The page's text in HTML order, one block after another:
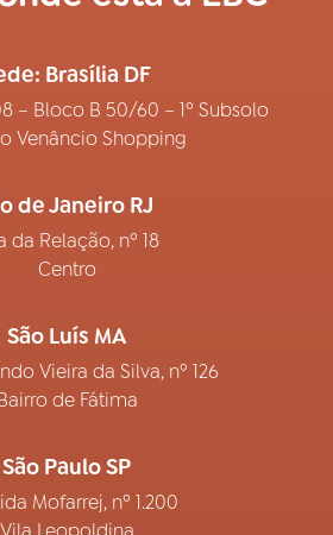
Brasília DF
– Bloco B 50/60 – 1º Subsolo
Venâncio Shopping
de Janeiro RJ
da Relação, nº 18
Centro
São Luís MA
Vieira da Silva, nº 126
de Fátima
São Paulo SP
Mofarrej, nº 1.200